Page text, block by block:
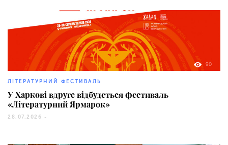
90
ЛІТЕРАТУРНИЙ ФЕСТИВАЛЬ
У Харкові вдруге відбудеться фестиваль
«Літературний Ярмарок»
28.07.2026 -